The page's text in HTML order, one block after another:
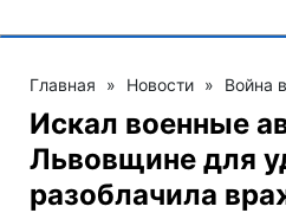
Главная » Новости » Война
Искал военные
Львовщине для
разоблачила